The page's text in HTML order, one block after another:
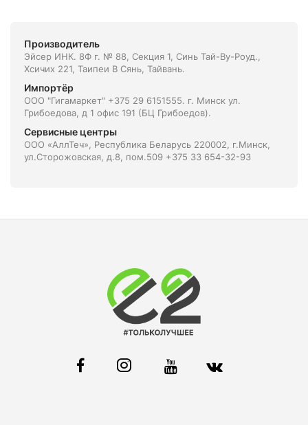
Производитель
Эйсер ИНК. 8Ф г. № 88, Секция 1, Синь Тай-Ву-Роуд.,
Хсичих 221, Таипеи В Сянь, Тайвань.
Импортёр
ООО "Гигамаркет" +375 29 6151555. г. Минск ул.
Грибоедова, д 1 офис 191 (БЦ Грибоедов).
Сервисные центры
ООО «АллТеч», Республика Беларусь 220002, г.Минск,
ул.Сторожовская, д.8, пом.509 +375 33 654-32-93